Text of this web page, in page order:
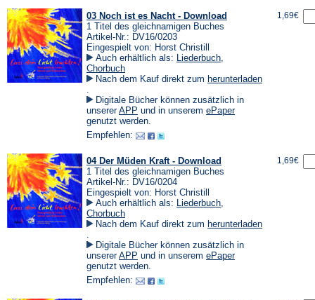
03 Noch ist es Nacht - Download
1 Titel des gleichnamigen Buches
Artikel-Nr.: DV16/0203
Eingespielt von: Horst Christill
Auch erhältlich als: Liederbuch,
Chorbuch
Nach dem Kauf direkt zum herunterladen
in
einem
neuen
Tab)
.
Digitale Bücher können zusätzlich in
unsererAPP (Öffnet
in
neuen
und in unserem ePaper(Öffnet
genutzt werden.
Empfehlen:
1,69€
04 Der Müden Kraft - Download
1 Titel des gleichnamigen Buches
Artikel-Nr.: DV16/0204
Eingespielt von: Horst Christill
Auch erhältlich als: Liederbuch,
Chorbuch
Nach dem Kauf direkt zum herunterladen
in
einem
neuen
Tab)
.
Digitale Bücher können zusätzlich in
unsererAPP (Öffnet
in
neuen
und in unserem ePaper(Öffnet
genutzt werden.
Empfehlen:
1,69€